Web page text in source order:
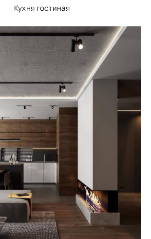
Кухня гостиная